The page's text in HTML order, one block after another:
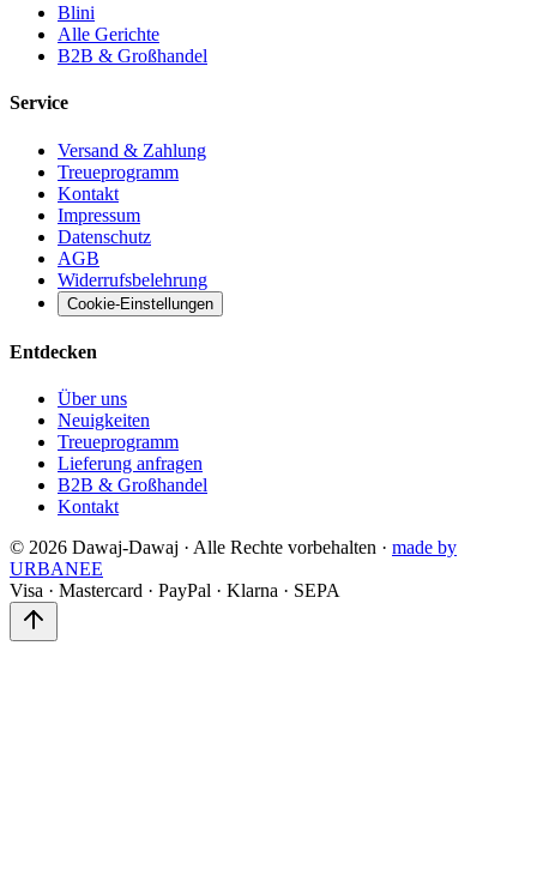
Blini
Alle Gerichte
B2B & Großhandel
Service
Versand & Zahlung
Treueprogramm
Kontakt
Impressum
Datenschutz
AGB
Widerrufsbelehrung
Cookie-Einstellungen
Entdecken
Über uns
Neuigkeiten
Treueprogramm
Lieferung anfragen
B2B & Großhandel
Kontakt
© 2026 Dawaj-Dawaj · Alle Rechte vorbehalten · made by
URBANEE
Visa · Mastercard · PayPal · Klarna · SEPA